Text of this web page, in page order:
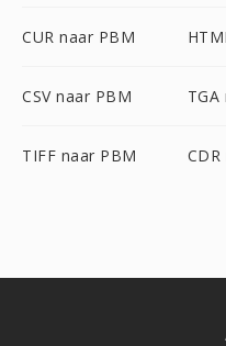
CUR naar PBM
CSV naar PBM TGA
TIFF naar PBM